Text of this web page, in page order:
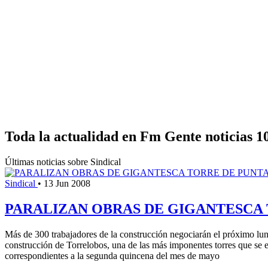
Toda la actualidad en Fm Gente noticias
Últimas noticias sobre Sindical
Sindical • 13 Jun 2008
PARALIZAN OBRAS DE GIGANTESCA
Más de 300 trabajadores de la construcción negociarán el próximo
construcción de Torrelobos, una de las más imponentes torres que
correspondientes a la segunda quincena del mes de mayo